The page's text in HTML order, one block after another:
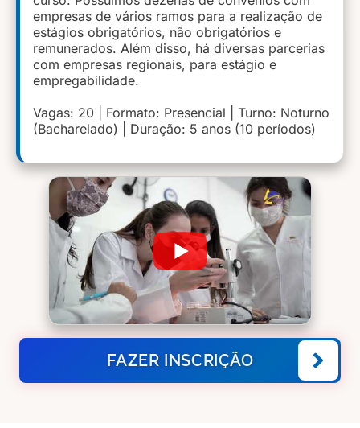
empresas de vários ramos para a realização de
estágios obrigatórios, não obrigatórios e
remunerados. Além disso, há diversas parcerias
com empresas regionais, para estágio e
empregabilidade.
Vagas: 20 | Formato: Presencial | Turno: Noturno
(Bacharelado) | Duração: 5 anos (10 períodos)
FAZER INSCRIÇÃO